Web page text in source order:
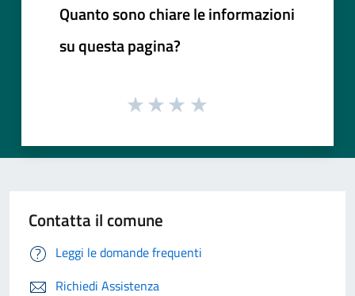
Quanto sono chiare le informazioni
su questa pagina?
Contatta il comune
Leggi le domande frequenti
Richiedi Assistenza